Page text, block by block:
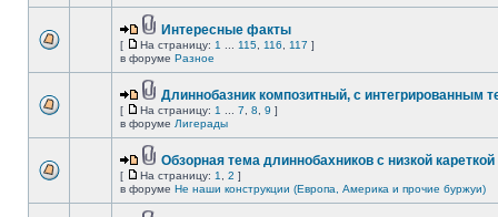
Интересные факты
[ На страницу: 1 115 116 117 ]
в форуме Разное
Длиннобазник композитный, с интегрированным
[ На страницу: 1 7 8 9 ]
в форуме Лигерады
Обзорная тема длиннобахников с низкой кареткой
[ На страницу: 1 2 ]
в форуме Не наши конструкции (Европа, Америка и прочие буржуи)